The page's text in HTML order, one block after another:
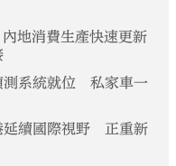
地消費生產快速更新
測系統就位 私家車一
延續國際視野 正重新